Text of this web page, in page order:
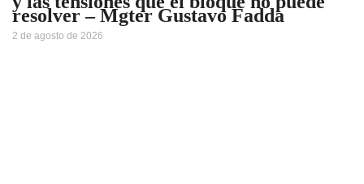
resolver – Mgter Gustavo Fadda
2 de agosto de 2026